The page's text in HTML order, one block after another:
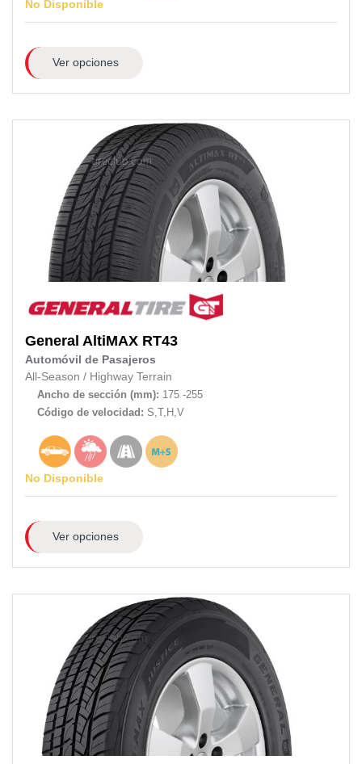
No Disponible
Ver opciones
General AltiMAX RT43
Automóvil de Pasajeros
All-Season / Highway Terrain
Ancho de sección (mm): 175 -255
Código de velocidad: S,T,H,V
No Disponible
Ver opciones